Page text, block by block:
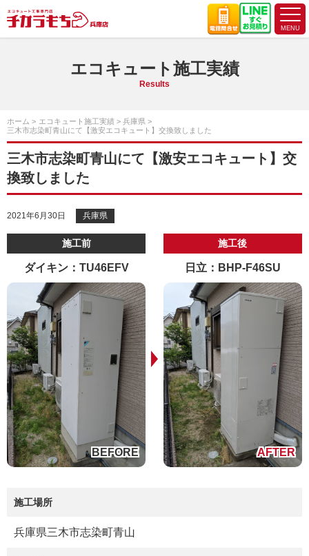
エコキュート施工実績
Results
ホーム エコキュート施工実績
兵庫県
三木市志染町青山にて【激安エコキュート】交換致しました
三木市志染町青山にて【激安エコキュート】交
換致しました
2021年6月30日 兵庫県
施工前
ダイキン：TU46EFV
施工後
日立：BHP-F46SU
施工場所
兵庫県三木市志染町青山